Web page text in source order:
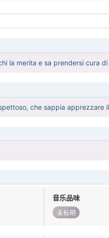
la merita e sa prendersi cura
che sappia
音乐品味
未标明